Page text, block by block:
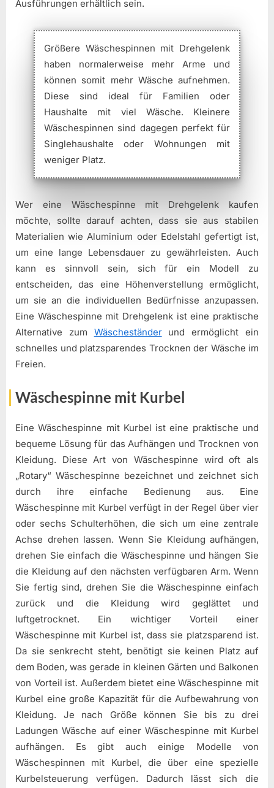
Ausführungen erhältlich sein.
Größere Wäschespinnen mit Drehgelenk
haben normalerweise mehr Arme und
können somit mehr Wäsche aufnehmen.
Diese sind ideal für Familien oder
Haushalte mit viel Wäsche. Kleinere
Wäschespinnen sind dagegen perfekt für
Singlehaushalte oder Wohnungen mit
weniger Platz.
Wer eine Wäschespinne mit Drehgelenk kaufen
möchte, sollte darauf achten, dass sie aus stabilen
Materialien wie Aluminium oder Edelstahl gefertigt ist,
um eine lange Lebensdauer zu gewährleisten. Auch
kann es sinnvoll sein, sich für ein Modell zu
entscheiden, das eine Höhenverstellung ermöglicht,
um sie an die individuellen Bedürfnisse anzupassen.
Eine Wäschespinne mit Drehgelenk ist eine praktische
Alternative zum Wäscheständerund ermöglicht ein
schnelles und platzsparendes Trocknen der Wäsche im
Freien.
Wäschespinne mit Kurbel
Eine Wäschespinne mit Kurbel ist eine praktische und
bequeme Lösung für das Aufhängen und Trocknen von
Kleidung. Diese Art von Wäschespinne wird oft als
„Rotary“ Wäschespinne bezeichnet und zeichnet sich
durch ihre einfache Bedienung aus. Eine
Wäschespinne mit Kurbel verfügt in der Regel über vier
oder sechs Schulterhöhen, die sich um eine zentrale
Achse drehen lassen. Wenn Sie Kleidung aufhängen,
drehen Sie einfach die Wäschespinne und hängen Sie
die Kleidung auf den nächsten verfügbaren Arm. Wenn
Sie fertig sind, drehen Sie die Wäschespinne einfach
zurück und die Kleidung wird geglättet und
luftgetrocknet. Ein wichtiger Vorteil einer
Wäschespinne mit Kurbel ist, dass sie platzsparend ist.
Da sie senkrecht steht, benötigt sie keinen Platz auf
dem Boden, was gerade in kleinen Gärten und Balkonen
von Vorteil ist. Außerdem bietet eine Wäschespinne mit
Kurbel eine große Kapazität für die Aufbewahrung von
Kleidung. Je nach Größe können Sie bis zu drei
Ladungen Wäsche auf einer Wäschespinne mit Kurbel
aufhängen. Es gibt auch einige Modelle von
Wäschespinnen mit Kurbel, die über eine spezielle
Kurbelsteuerung verfügen. Dadurch lässt sich die